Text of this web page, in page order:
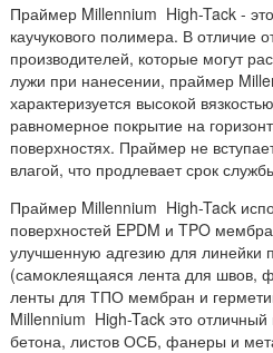
Праймер Millennium High-Tack -
каучукового полимера. В отличие
производителей, которые могут
лужи при нанесении, праймер
характеризуется высокой
равномерное покрытие на
поверхностях. Праймер не
влагой, что продлевает срок
Праймер Millennium High-Tack
поверхностей EPDM и TPO
улучшенную адгезию для линейки
(самоклеящаяся лента для швов,
ленты для ТПО мембран и
Millennium High-Tack это отличный
бетона, листов ОСБ, фанеры и